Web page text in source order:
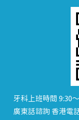
牙科上班時間 9:30
廣東話諮詢 香港電